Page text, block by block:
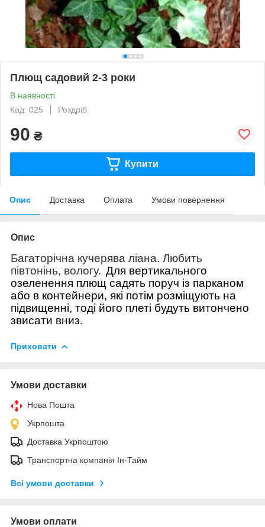
Плющ садовий 2-3 роки
В наявності
Код: 025
Роздріб
90 ₴
Купити
Опис Доставка Оплата Умови повернення
Опис
Багаторічна кучерява ліана. Любить
півтонінь, вологу. Для вертикального
озеленення плющ садять поруч із парканом
або в контейнери, які потім розміщують на
підвищенні, тоді його плеті будуть витончено
звисати вниз.
Приховати
Умови доставки
Нова Пошта
Укрпошта
Доставка Укрпоштою
Транспортна компанія Ін-Тайм
Всі умови доставки
Умови оплати